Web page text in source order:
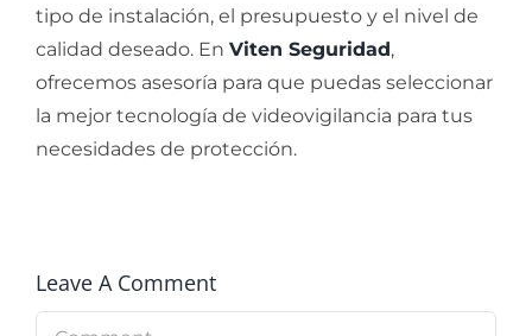
tipo de instalación, el presupuesto y el nivel de
calidad deseado. En Viten Seguridad,
ofrecemos asesoría para que puedas seleccionar
la mejor tecnología de videovigilancia para tus
necesidades de protección.
Leave A Comment
Comment